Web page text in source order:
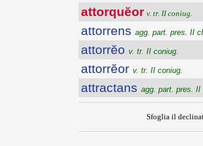
attorquĕor v. tr. II coniug.
attorrens agg. part. pres. II cl.
attorrĕo v. tr. II coniug.
attorrĕor v. tr. II coniug.
attractans agg. part. pres. II
Sfoglia il